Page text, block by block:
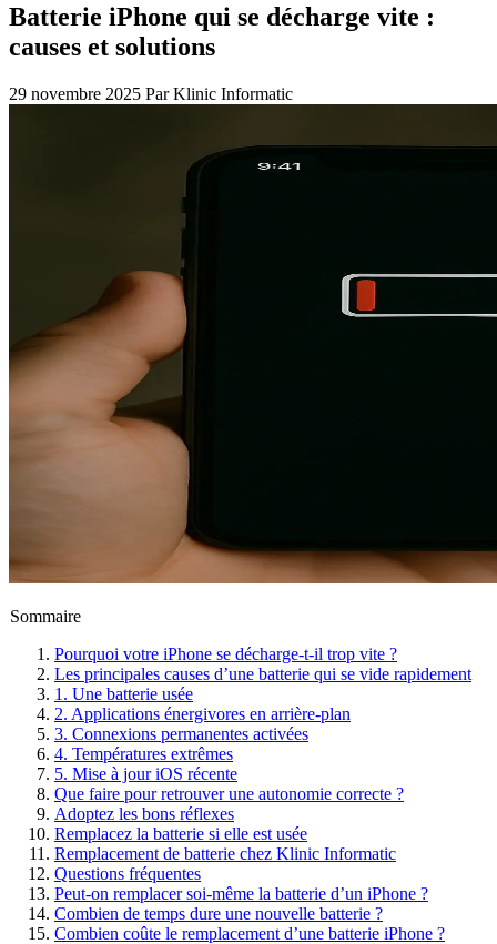
Appeler Prendre rendez-vous
Batterie iPhone qui se décharge vite :
causes et solutions
29 novembre 2025 Par Klinic Informatic
Sommaire
Pourquoi votre iPhone se décharge-t-il trop vite ?
Les principales causes d’une batterie qui se vide rapidement
1. Une batterie usée
2. Applications énergivores en arrière-plan
3. Connexions permanentes activées
4. Températures extrêmes
5. Mise à jour iOS récente
Que faire pour retrouver une autonomie correcte ?
Adoptez les bons réflexes
Remplacez la batterie si elle est usée
Remplacement de batterie chez Klinic Informatic
Questions fréquentes
Peut-on remplacer soi-même la batterie d’un iPhone ?
Combien de temps dure une nouvelle batterie ?
Combien coûte le remplacement d’une batterie iPhone ?